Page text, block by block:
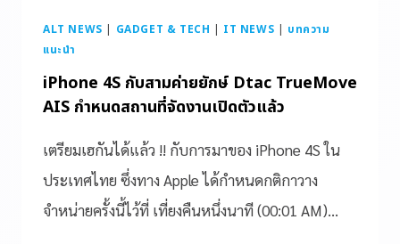
ALT NEWS | GADGET & TECH | IT NEWS | บทความ
แนะนำ
iPhone 4S กับสามค่ายยักษ์ Dtac TrueMove
AIS กำหนดสถานที่จัดงานเปิดตัวแล้ว
เตรียมเฮกันได้แล้ว !! กับการมาของ iPhone 4S ใน
ประเทศไทย ซึ่งทาง Apple ได้กำหนดกติกาวาง
จำหน่ายครั้งนี้ไว้ที่ เที่ยงคืนหนึ่งนาที (00:01 AM)…